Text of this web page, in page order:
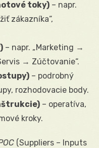
toky) – napr.
zákazníka“,
– napr. „Marketing →
→ Zúčtovanie“.
– podrobný
rozhodovacie body.
– operatíva,
kroky.
(Suppliers – Inputs